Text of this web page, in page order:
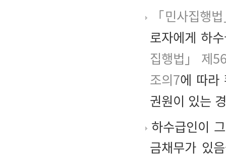
「민사집행
로자에게 하
집행법」 제
조의7에 따라
권원이 있는
하수급인이
금채무가 있